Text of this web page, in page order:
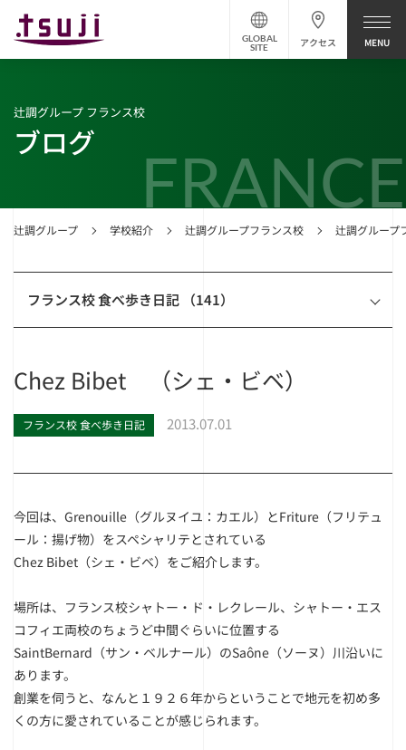
アクセス
GLOBAL
SITE
FRANCE
辻調グループ 学校紹介 辻調グループフランス校 辻調グループ
辻調グループ フランス校
ブログ
フランス校 食べ歩き日記 （141）
Chez Bibet （シェ・ビベ）
フランス校 食べ歩き日記 2013.07.01
今回は、Grenouille（グルヌイユ：カエル）とFriture（フリテュ
ール：揚げ物）をスペシャリテとされている
Chez Bibet（シェ・ビベ）をご紹介します。
場所は、フランス校シャトー・ド・レクレール、シャトー・エス
コフィエ両校のちょうど中間ぐらいに位置する
SaintBernard（サン・ベルナール）のSaône（ソーヌ）川沿いに
あります。
創業を伺うと、なんと１９２６年からということで地元を初め多
くの方に愛されていることが感じられます。